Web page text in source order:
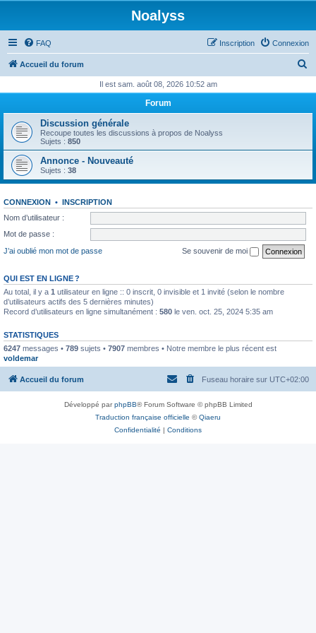
Noalyss
FAQ Connexion
Inscription
Accueil du forum
h
r
h
Il est sam. août 08, 2026 10:52 am
Forum
Discussion générale
Recoupe toutes les discussions à propos de Noalyss
Sujets : 850
Annonce - Nouveauté
Sujets : 38
CONNEXION • INSCRIPTION
Nom d’utilisateur :
Mot de passe :
J’ai oublié mon mot de passe
Se souvenir de moi
QUI EST EN LIGNE ?
Au total, il y a 1 utilisateur en ligne :: 0 inscrit, 0 invisible et 1 invité (selon le nombre
d’utilisateurs actifs des 5 dernières minutes)
Record d’utilisateurs en ligne simultanément : 580 le ven. oct. 25, 2024 5:35 am
STATISTIQUES
6247 messages • 789 sujets • 7907 membres • Notre membre le plus récent est
voldemar
Accueil du forum Fuseau horaire sur UTC+02:00
Développé parphpBB® Forum Software © phpBB Limited
Traduction française officielle ©Qiaeru
Confidentialité | Conditions